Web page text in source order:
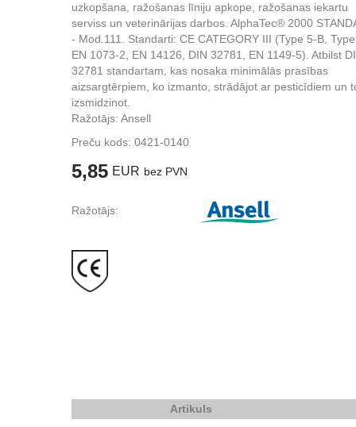
uzkopšana, ražošanas līniju apkope, ražošanas iekartu
serviss un veterinārijas darbos. AlphaTec® 2000
- Mod.111. Standarti: CE CATEGORY III (Type 5-B,
EN 1073-2, EN 14126, DIN 32781, EN 1149-5). Atbilst
32781 standartam, kas nosaka minimālās prasības
aizsargtērpiem, ko izmanto, strādājot ar pesticīdiem un
izsmidzinot.
Ražotājs: Ansell
Preču kods: 0421-0140
5,85 EUR bez PVN
Ražotājs:
Artikuls